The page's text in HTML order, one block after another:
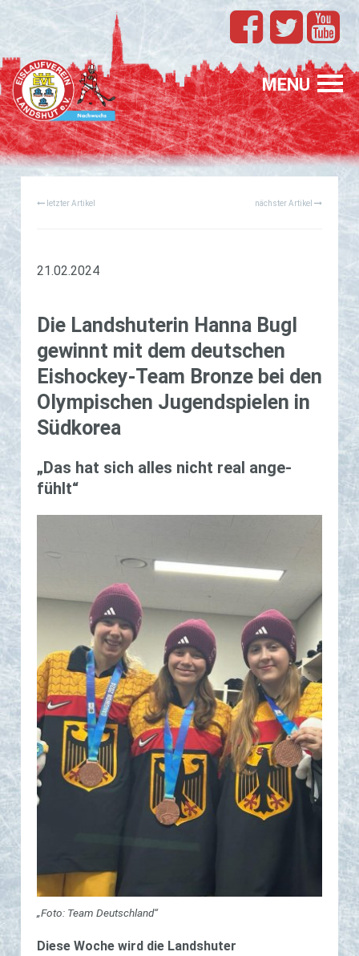
MENU
TEAMS
EVL
SPONSORING
FÖRDERUNG
PROFIS
GESUCHT
letzter Artikel nächster Artikel
21.02.2024
Die Lands­hute­rin Hanna Bugl
ge­winnt mit dem deut­schen
Eis­hockey-Team Bron­ze bei den
Olym­pi­schen Ju­gend­spie­len in
Süd­ko­rea
„Das hat sich alles nicht real an­ge­
fühlt“
„Foto: Team Deutschland“
Diese Woche wird die Landshuter